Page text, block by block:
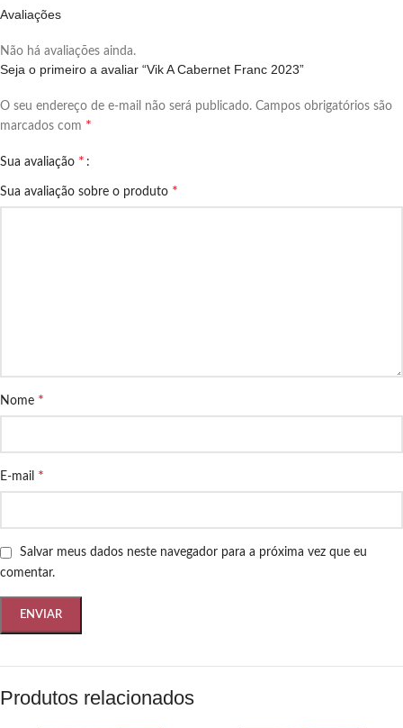
Avaliações
Não há avaliações ainda.
Seja o primeiro a avaliar “Vik A Cabernet Franc 2023”
O seu endereço de e-mail não será publicado. Campos obrigatórios são
marcados com *
Sua avaliação *
Sua avaliação sobre o produto *
Nome *
E-mail *
Salvar meus dados neste navegador para a próxima vez que eu
comentar.
Produtos relacionados